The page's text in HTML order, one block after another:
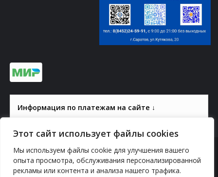
Этот сайт использует файлы cookies
Мы используем файлы cookie для улучшения вашего
опыта просмотра, обслуживания персонализированной
рекламы или контента и анализа нашего трафика.
Информация по платежам на сайте ↓
© 2000-2026, ГАУК СОМ КВЦ
Политика конфиденциальности